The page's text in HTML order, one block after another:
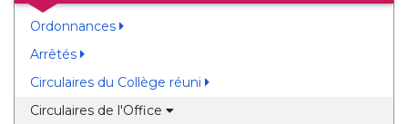
Ordonnances
Arrêtés
Circulaires du Collège réuni
Circulaires de l'Office